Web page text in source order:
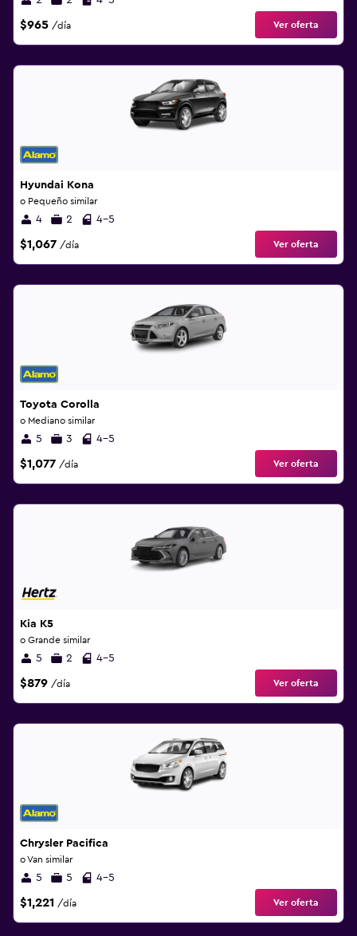
$965 /día Ver oferta
Hyundai Kona
o Pequeño similar
4 2 4-5
$1,067 /día Ver oferta
Toyota Corolla
o Mediano similar
5 3 4-5
$1,077 /día Ver oferta
Kia K5
o Grande similar
5 2 4-5
$879 /día Ver oferta
Chrysler Pacifica
o Van similar
5 5 4-5
$1,221 /día Ver oferta